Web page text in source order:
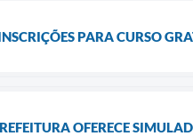
PARA CURSO
OFERECE